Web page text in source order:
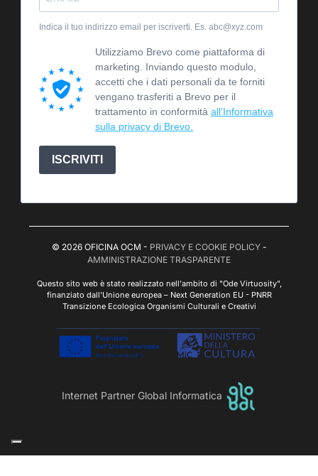
Indica il tuo indirizzo email per iscriverti. Es. abc@xyz.com
Utilizziamo Brevo come piattaforma di
marketing. Inviando questo modulo,
accetti che i dati personali da te forniti
vengano trasferiti a Brevo per il
trattamento in conformità all'Informativa
sulla privacy di Brevo.
ISCRIVITI
© 2026 OFICINA OCM - PRIVACY E COOKIE POLICY-
AMMINISTRAZIONE TRASPARENTE
Questo sito web è stato realizzato nell'ambito di "Ode Virtuosity",
finanziato dall'Unione europea – Next Generation EU - PNRR
Transizione Ecologica Organismi Culturali e Creativi
Internet Partner Global Informatica